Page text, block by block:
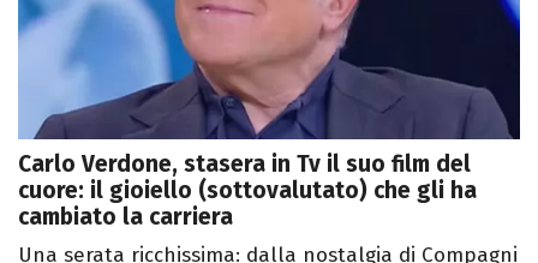
Carlo Verdone, stasera in Tv il suo film del
cuore: il gioiello (sottovalutato) che gli ha
cambiato la carriera
Una serata ricchissima: dalla nostalgia di Compagni